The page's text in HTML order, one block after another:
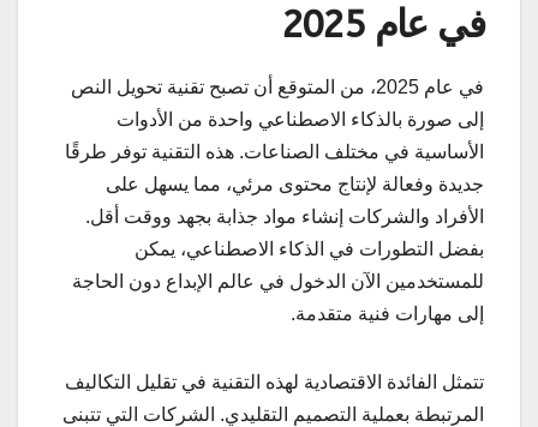
في عام 2025
في عام 2025، من المتوقع أن تصبح تقنية تحويل النص
إلى صورة بالذكاء الاصطناعي واحدة من الأدوات
الأساسية في مختلف الصناعات. هذه التقنية توفر طرقًا
جديدة وفعالة لإنتاج محتوى مرئي، مما يسهل على
الأفراد والشركات إنشاء مواد جذابة بجهد ووقت أقل.
بفضل التطورات في الذكاء الاصطناعي، يمكن
للمستخدمين الآن الدخول في عالم الإبداع دون الحاجة
إلى مهارات فنية متقدمة.
تتمثل الفائدة الاقتصادية لهذه التقنية في تقليل التكاليف
المرتبطة بعملية التصميم التقليدي. الشركات التي تتبنى